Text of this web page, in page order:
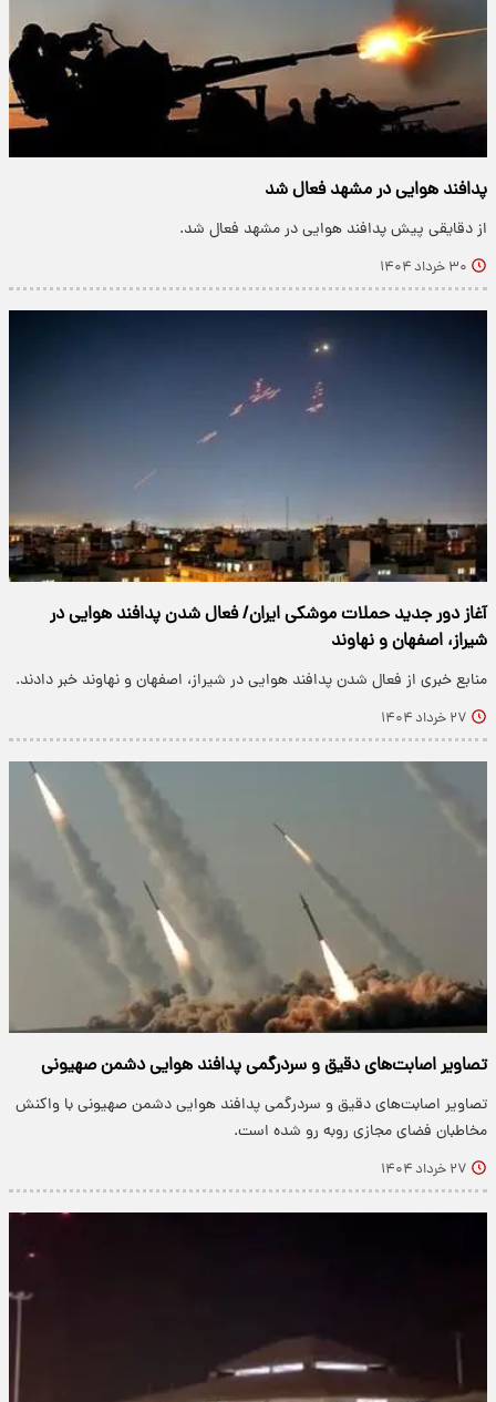
پدافند هوایی در مشهد فعال شد
از دقایقی پیش پدافند هوایی در مشهد فعال شد.
۳۰ خرداد ۱۴۰۴
آغاز دور جدید حملات موشکی ایران/ فعال شدن پدافند هوایی در
شیراز، اصفهان و نهاوند
منابع خبری از فعال شدن پدافند هوایی در شیراز، اصفهان و نهاوند خبر دادند.
۲۷ خرداد ۱۴۰۴
تصاویر اصابت‌های دقیق و سردرگمی پدافند هوایی دشمن صهیونی
تصاویر اصابت‌های دقیق و سردرگمی پدافند هوایی دشمن صهیونی با واکنش
مخاطبان فضای مجازی روبه رو شده است.
۲۷ خرداد ۱۴۰۴